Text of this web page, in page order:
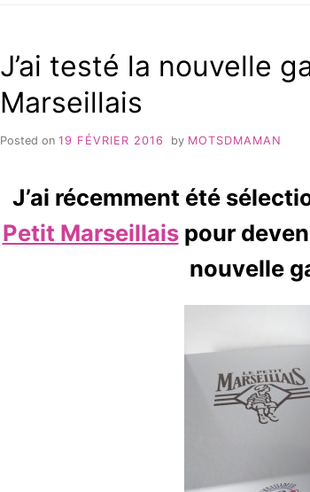
J’ai testé la nouvelle
Marseillais
Posted on 19 FÉVRIER 2016 by MOTSDMAMAN
J’ai récemment été
Petit Marseillaispour
nouvelle